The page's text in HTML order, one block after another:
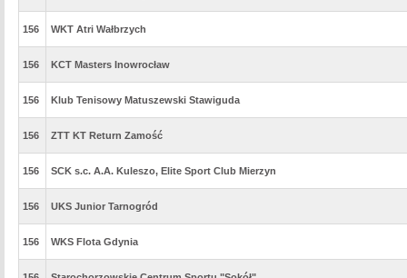
156 WKT Atri Wałbrzych
156 KCT Masters Inowrocław
156 Klub Tenisowy Matuszewski Stawiguda
156 ZTT KT Return Zamość
156 SCK s.c. A.A. Kuleszo, Elite Sport Club Mierzyn
156 UKS Junior Tarnogród
156 WKS Flota Gdynia